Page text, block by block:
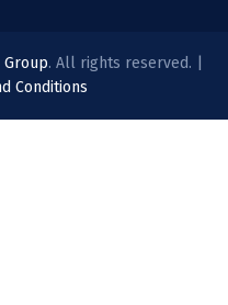
Group. All rights reserved. |
Conditions